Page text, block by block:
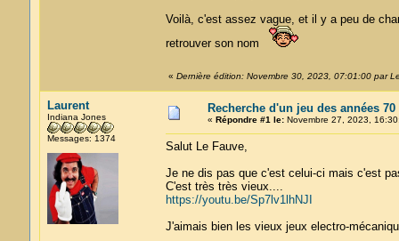
Voilà, c'est assez vague, et il y a peu de
retrouver son nom
« Dernière édition: Novembre 30, 2023, 07:01:00 par
Laurent
Indiana Jones
Messages: 1374
Recherche d'un jeu des années 70
« Répondre #1 le:Novembre 27, 2023,
Salut Le Fauve,
Je ne dis pas que c'est celui-ci mais c'est
C'est très très vieux....
https://youtu.be/Sp7lv1lhNJI
J'aimais bien les vieux jeux electro-